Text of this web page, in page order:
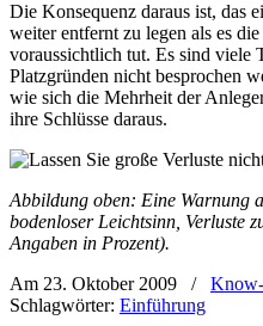
Die Konsequenz daraus ist, das
weiter entfernt zu legen als es
voraussichtlich tut. Es sind viele
Platzgründen nicht besprochen
wie sich die Mehrheit der
ihre Schlüsse daraus.
Abbildung oben: Eine Warnung
bodenloser Leichtsinn, Verluste
Angaben in Prozent).
Am 23. Oktober 2009
/
Schlagwörter: Einführung